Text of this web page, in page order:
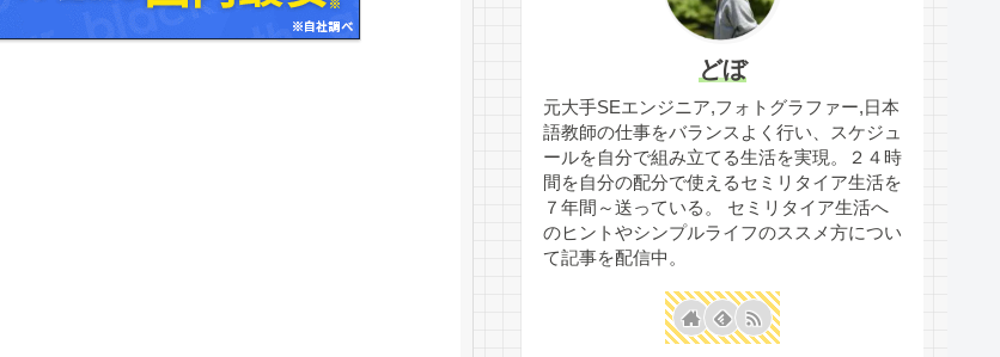
どぼ
元大手SEエンジニア,フォトグラファー,日本
語教師の仕事をバランスよく行い、スケジュ
ールを自分で組み立てる生活を実現。２４時
間を自分の配分で使えるセミリタイア生活を
７年間～送っている。 セミリタイア生活へ
のヒントやシンプルライフのススメ方につい
て記事を配信中。